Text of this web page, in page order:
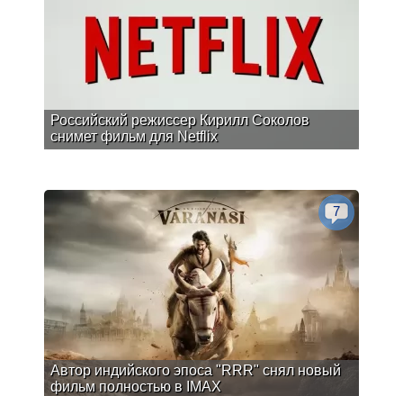
Российский режиссер Кирилл Соколов
снимет фильм для Netflix
Автор индийского эпоса "RRR" снял новый
фильм полностью в IMAX
7